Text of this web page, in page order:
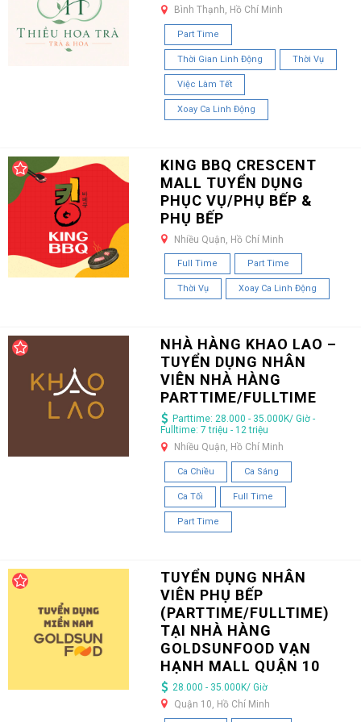
Bình Thạnh, Hồ Chí Minh
Part Time
Thời Gian Linh Động Thời Vụ
Việc Làm Tết
Xoay Ca Linh Động
KING BBQ CRESCENT
MALL TUYỂN DỤNG
PHỤC VỤ/PHỤ BẾP &
PHỤ BẾP
Nhiều Quận, Hồ Chí Minh
Full Time Part Time
Thời Vụ Xoay Ca Linh Động
NHÀ HÀNG KHAO LAO –
TUYỂN DỤNG NHÂN
VIÊN NHÀ HÀNG
PARTTIME/FULLTIME
Parttime: 28.000 - 35.000K/ Giờ -
Fulltime: 7 triệu - 12 triệu
Nhiều Quận, Hồ Chí Minh
Ca Chiều Ca Sáng
Ca Tối Full Time
Part Time
TUYỂN DỤNG NHÂN
VIÊN PHỤ BẾP
(PARTTIME/FULLTIME)
TẠI NHÀ HÀNG
GOLDSUNFOOD VẠN
HẠNH MALL QUẬN 10
28.000 - 35.000K/ Giờ
Quận 10, Hồ Chí Minh